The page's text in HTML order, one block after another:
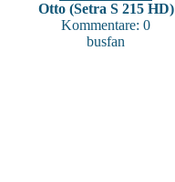
Otto (Setra S 215 HD)
Kommentare: 0
busfan